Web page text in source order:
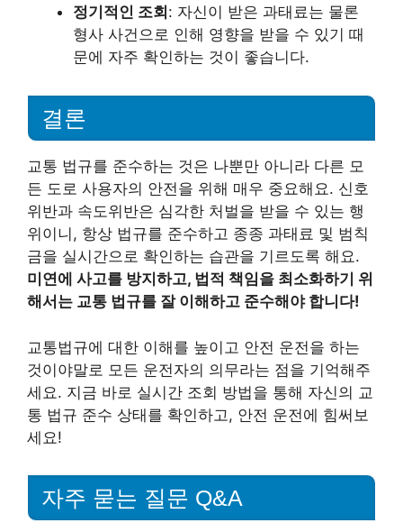
정기적인 조회 : 자신이 받은 과태료는 물론
형사 사건으로 인해 영향을 받을 수 있기 때
문에 자주 확인하는 것이 좋습니다.
결론
교통 법규를 준수하는 것은 나뿐만 아니라 다른 모
든 도로 사용자의 안전을 위해 매우 중요해요. 신호
위반과 속도위반은 심각한 처벌을 받을 수 있는 행
위이니, 항상 법규를 준수하고 종종 과태료 및 범칙
금을 실시간으로 확인하는 습관을 기르도록 해요.
미연에 사고를 방지하고, 법적 책임을 최소화하기 위
해서는 교통 법규를 잘 이해하고 준수해야 합니다!
교통법규에 대한 이해를 높이고 안전 운전을 하는
것이야말로 모든 운전자의 의무라는 점을 기억해주
세요. 지금 바로 실시간 조회 방법을 통해 자신의 교
통 법규 준수 상태를 확인하고, 안전 운전에 힘써보
세요!
자주 묻는 질문 Q&A